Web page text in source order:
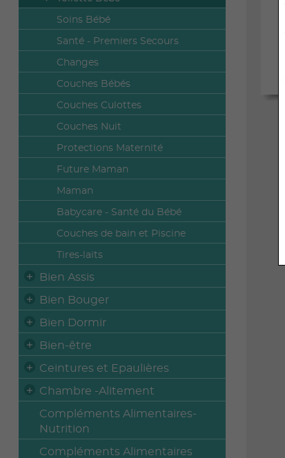
Soins Bébé
Santé - Premiers Secours
Changes
Couches Bébés
Couches Culottes
Couches Nuit
Protections Maternité
Future Maman
Maman
Babycare - Santé du Bébé
Couches de bain et Piscine
Tires-laits
Bien Assis
Bien Bouger
Bien Dormir
Bien-être
Ceintures et Epaulières
Chambre -Alitement
Compléments Alimentaires-
Nutrition
Compléments Alimentaires